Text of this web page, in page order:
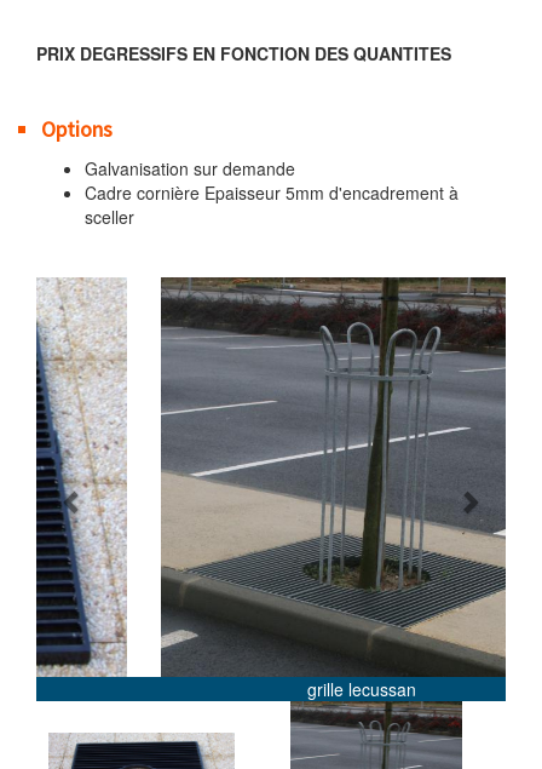
PRIX DEGRESSIFS EN FONCTION DES QUANTITES
Options
Galvanisation sur demande
Cadre cornière Epaisseur 5mm d'encadrement à
sceller
grille lecussan
Previous